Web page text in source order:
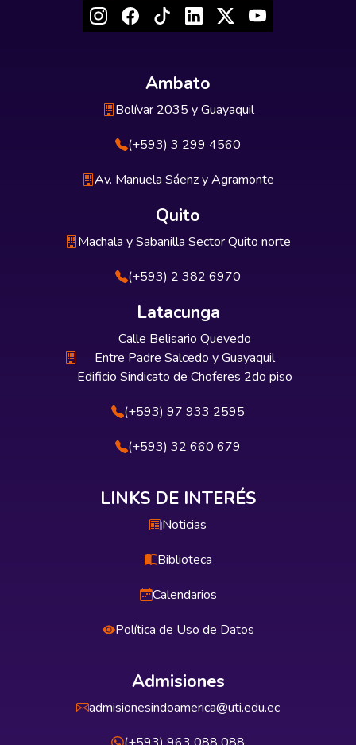
Ambato
Bolívar 2035 y Guayaquil
(+593) 3 299 4560
Av. Manuela Sáenz y Agramonte
Quito
Machala y Sabanilla Sector Quito norte
(+593) 2 382 6970
Latacunga
Calle Belisario Quevedo
Entre Padre Salcedo y Guayaquil
Edificio Sindicato de Choferes 2do piso
(+593) 97 933 2595
(+593) 32 660 679
LINKS DE INTERÉS
Noticias
Biblioteca
Calendarios
Política de Uso de Datos
Admisiones
admisionesindoamerica@uti.edu.ec